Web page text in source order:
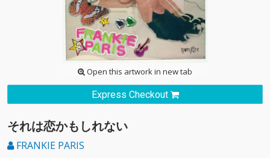
Open this artwork in new tab
Express Checkout
それは恋かもしれない
FRANKIE PARIS